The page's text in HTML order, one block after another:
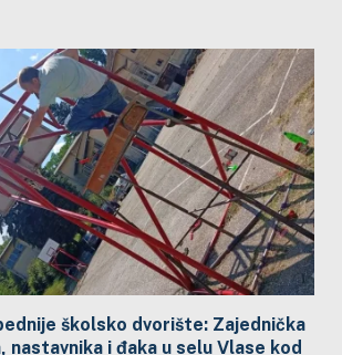
školsko dvorište: Zajednička
nastavnika i đaka u selu Vlase kod